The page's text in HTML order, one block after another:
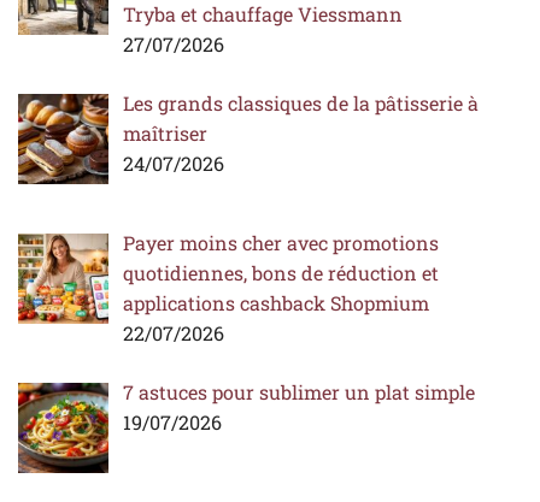
Tryba et chauffage Viessmann
27/07/2026
Les grands classiques de la pâtisserie à
maîtriser
24/07/2026
Payer moins cher avec promotions
quotidiennes, bons de réduction et
applications cashback Shopmium
22/07/2026
7 astuces pour sublimer un plat simple
19/07/2026